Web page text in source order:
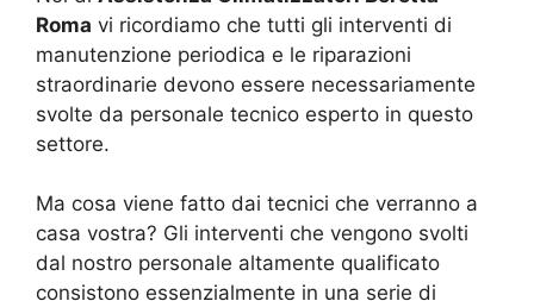
Roma vi ricordiamo che tutti gli interventi di
manutenzione periodica e le riparazioni
straordinarie devono essere necessariamente
svolte da personale tecnico esperto in questo
settore.
Ma cosa viene fatto dai tecnici che verranno a
casa vostra? Gli interventi che vengono svolti
dal nostro personale altamente qualificato
consistono essenzialmente in una serie di